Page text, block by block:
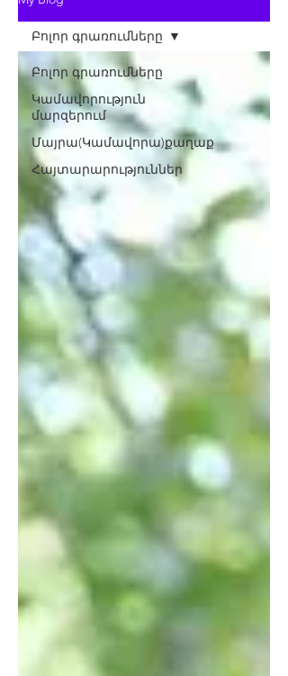
Բոլոր գրառումները
Կամավորություն
մարզերում
Մայրա(Կամավորա)քաղաք
Հայտարարություններ
Բոլոր գրառումները